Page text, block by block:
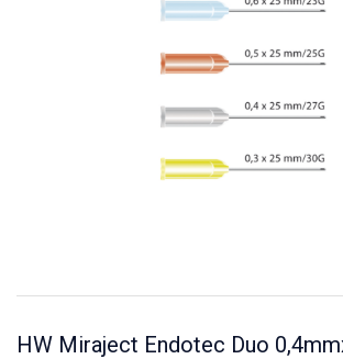
HW Miraject Endotec Duo